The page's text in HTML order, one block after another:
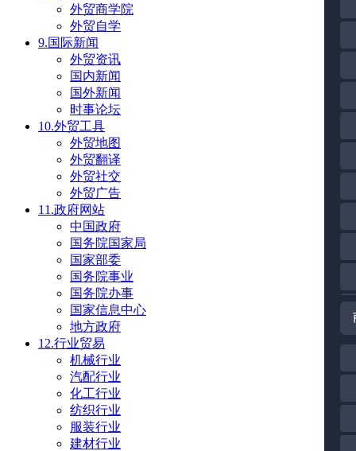
外贸商学院
外贸自学
9.国际新闻
外贸资讯
国内新闻
国外新闻
时事论坛
10.外贸工具
外贸地图
外贸翻译
外贸社交
外贸广告
11.政府网站
中国政府
国务院国家局
国家部委
国务院事业
国务院办事
国家信息中心
地方政府
12.行业贸易
机械行业
汽配行业
化工行业
纺织行业
服装行业
建材行业